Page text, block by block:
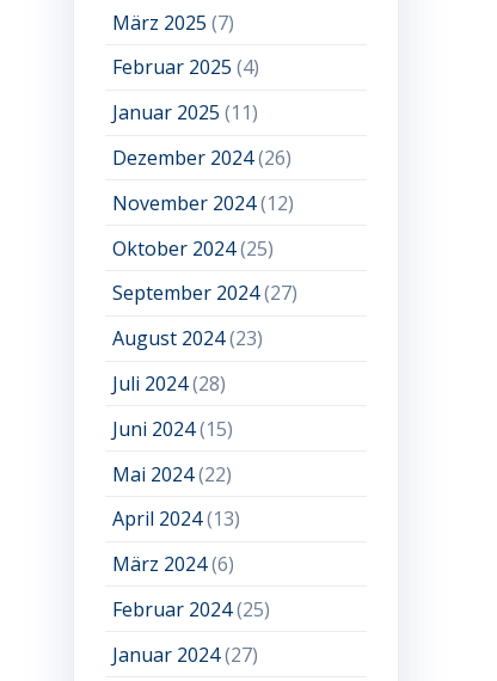
März 2025 (7)
Februar 2025 (4)
Januar 2025 (11)
Dezember 2024(26)
November 2024(12)
Oktober 2024(25)
September 2024(27)
August 2024(23)
Juli 2024(28)
Juni 2024(15)
Mai 2024(22)
April 2024(13)
März 2024(6)
Februar 2024(25)
Januar 2024(27)